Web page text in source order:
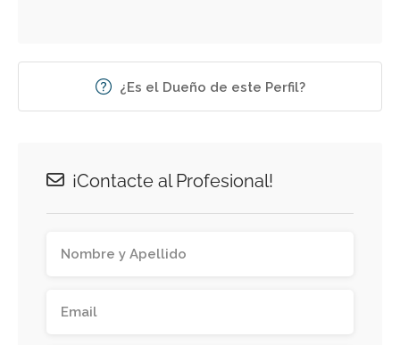
¿Es el Dueño de este Perfil?
¡Contacte al Profesional!